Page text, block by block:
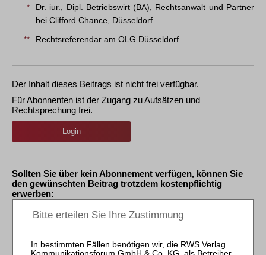
*
Dr. iur., Dipl. Betriebswirt (BA), Rechtsanwalt und Partner
bei Clifford Chance, Düsseldorf
** Rechtsreferendar am OLG Düsseldorf
Der Inhalt dieses Beitrags ist nicht frei verfügbar.
Für Abonnenten ist der Zugang zu Aufsätzen und
Rechtsprechung frei.
Login
Sollten Sie über kein Abonnement verfügen, können Sie
den gewünschten Beitrag trotzdem kostenpflichtig
erwerben: